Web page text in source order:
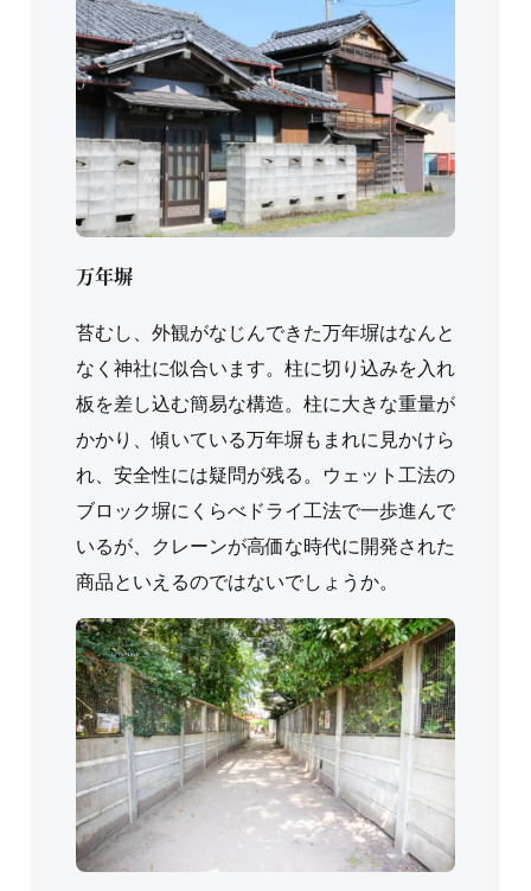
万年塀
苔むし、外観がなじんできた万年塀はなんと
なく神社に似合います。柱に切り込みを入れ
板を差し込む簡易な構造。柱に大きな重量が
かかり、傾いている万年塀もまれに見かけら
れ、安全性には疑問が残る。ウェット工法の
ブロック塀にくらべドライ工法で一歩進んで
いるが、クレーンが高価な時代に開発された
商品といえるのではないでしょうか。